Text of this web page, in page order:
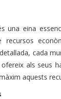
una eina
recursos
cada
als seus
aquests